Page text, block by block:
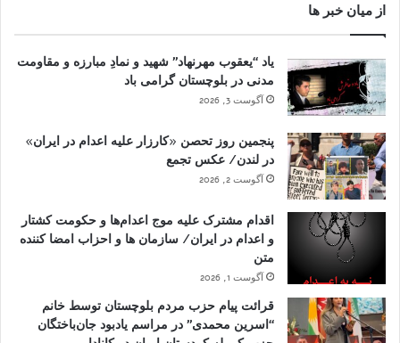
از میان خبر ها
یاد “یعقوب مهرنهاد” شهید و نمادِ مبارزه و مقاومت
مدنی در بلوچستان گرامی باد
آگوست 3, 2026
پنجمین روز تحصن «کارزار علیه اعدام در ایران»
در لندن/ عکس تجمع
آگوست 2, 2026
اقدام مشترک علیه موج اعدام‌ها و حکومت کشتار
و اعدام در ایران/ سازمان ها و احزاب امضا کننده
متن
آگوست 1, 2026
قرائت پیام حزب مردم بلوچستان توسط خانم
“اسرین محمدی” در مراسم یادبود جان‌باختگان